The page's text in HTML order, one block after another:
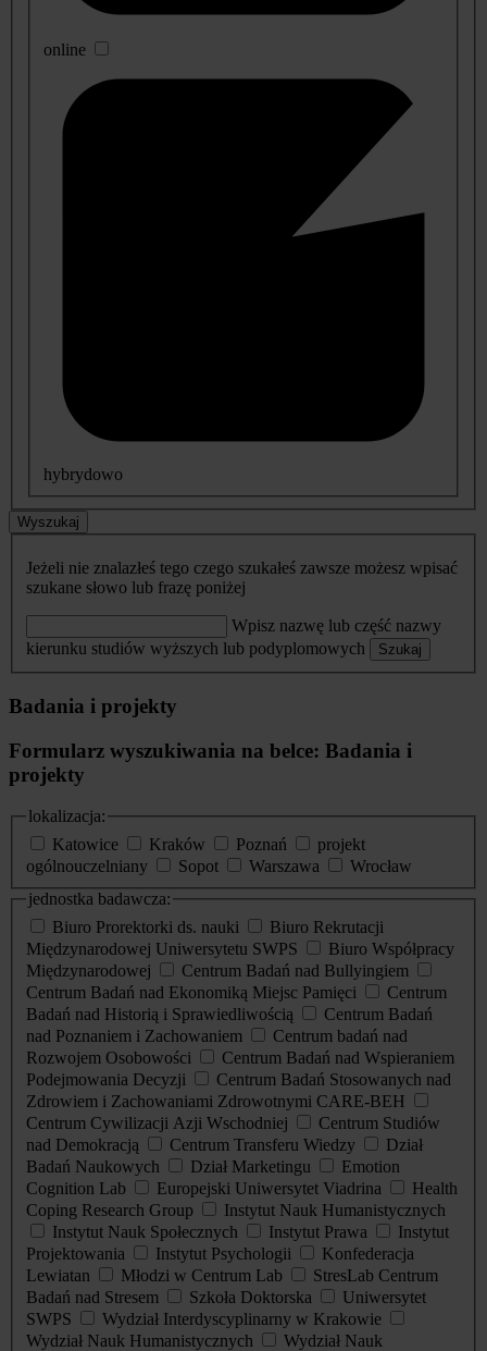
online
hybrydowo
Wyszukaj
Jeżeli nie znalazłeś tego czego szukałeś zawsze możesz wpisać
szukane słowo lub frazę poniżej
Wpisz nazwę lub część nazwy
kierunku studiów wyższych lub podyplomowych
Szukaj
Badania i projekty
Formularz wyszukiwania na belce: Badania i
projekty
lokalizacja:
Katowice
Kraków Poznań
projekt
ogólnouczelniany
Sopot Warszawa
Wrocław
jednostka badawcza:
Biuro Prorektorki ds. nauki
Biuro Rekrutacji
Międzynarodowej Uniwersytetu SWPS
Biuro Współpracy
Międzynarodowej
Centrum Badań nad Bullyingiem
Centrum Badań nad Ekonomiką Miejsc Pamięci
Centrum
Badań nad Historią i Sprawiedliwością
Centrum Badań
nad Poznaniem i Zachowaniem
Centrum badań nad
Rozwojem Osobowości
Centrum Badań nad Wspieraniem
Podejmowania Decyzji
Centrum Badań Stosowanych nad
Zdrowiem i Zachowaniami Zdrowotnymi CARE-BEH
Centrum Cywilizacji Azji Wschodniej
Centrum Studiów
nad Demokracją
Centrum Transferu Wiedzy
Dział
Badań Naukowych
Dział Marketingu
Emotion
Cognition Lab
Europejski Uniwersytet Viadrina
Health
Coping Research Group
Instytut Nauk Humanistycznych
Instytut Nauk Społecznych
Instytut Prawa
Instytut
Projektowania
Instytut Psychologii
Konfederacja
Lewiatan
Młodzi w Centrum Lab
StresLab Centrum
Badań nad Stresem
Szkoła Doktorska
Uniwersytet
SWPS
Wydział Interdyscyplinarny w Krakowie
Wydział Nauk Humanistycznych
Wydział Nauk